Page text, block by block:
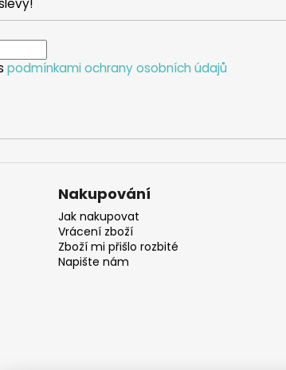
podmínkami ochrany osobních údajů
Nakupování
Jak nakupovat
Vrácení zboží
Zboží mi přišlo rozbité
Napište nám